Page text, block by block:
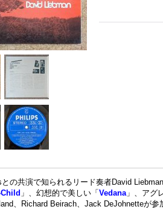
の共演で知られるリード奏者David
」、幻想的で美しい「 Vedana」、アグ
、Richard Beirach、Jack DeJohnetteが参